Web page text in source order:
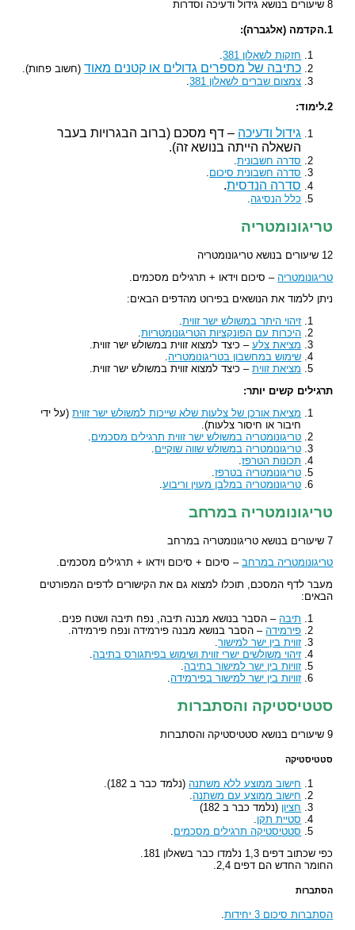
8 שיעורים בנושא גידול ודעיכה וסדרות
1.הקדמה (אלגברה):
חזקות לשאלון 381 .
כתיבה של מספרים גדולים או קטנים מאוד(חשוב פחות).
צמצום שברים לשאלון 381
.
2.לימוד:
גידול ודעיכה – דף מסכם (ברוב הבגרויות בעבר
השאלה הייתה בנושא זה).
סדרה חשבונית.
סדרה חשבונית סיכום
סדרה הנדסית.
כלל הנסיגה
טריגונומטריה
12 שיעורים בנושא טריגונומטריה
טריגונומטריה – סיכום וידאו + תרגילים מסכמים.
ניתן ללמוד את הנושאים בפירוט מהדפים הבאים:
זיהוי היתר במשולש ישר זווית.
היכרות עם הפונקציות הטריגונומטריות.
מציאת צלע– כיצד למצוא זווית במשולש ישר זווית.
שימוש במחשבון בטריגונומטריה.
מציאת זווית– כיצד למצוא זווית במשולש ישר זווית.
תרגילים קשים יותר:
מציאת אורכן של צלעות שלא שייכות למשולש ישר זווית(על ידי
חיבור או חיסור צלעות).
טריגונומטריה במשולש ישר זווית תרגילים מסכמים
טריגונומטריה במשולש שווה שוקיים
תכונות הטרפז.
טריגונומטריה בטרפז.
טריגונומטריה במלבן מעוין וריבוע.
טריגונומטריה במרחב
7 שיעורים בנושא טריגונומטריה במרחב
טריגונומטריה במרחב– סיכום + סיכום וידאו + תרגילים מסכמים.
מעבר לדף המסכם, תוכלו למצוא גם את הקישורים לדפים המפורטים
הבאים:
תיבה – הסבר בנושא מבנה תיבה, נפח תיבה ושטח פנים.
פירמידה – הסבר בנושא מבנה פירמידה ונפח פירמידה.
זווית בין ישר למישור.
זיהוי משולשים ישרי זווית ושימוש בפיתגורס בתיבה
זוויות בין ישר למישור בתיבה
זוויות בין ישר למישור בפירמידה
סטטיסטיקה והסתברות
9 שיעורים בנושא סטטיסטיקה והסתברות
סטטיסטיקה
חישוב ממוצע ללא משתנה (נלמד כבר ב 182).
חישוב ממוצע עם משתנה.
חציון (נלמד כבר ב 182)
סטיית תקן.
סטטיסטיקה תרגילים מסכמים.
כפי שכתוב דפים 1,3 נלמדו כבר בשאלון 181.
החומר החדש הם דפים 2,4.
הסתברות
הסתברות סיכום 3 יחידות
.